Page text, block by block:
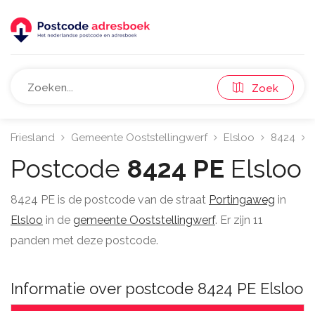
Zoek
Friesland Gemeente Ooststellingwerf Elsloo 8424
Postcode 8424 PE Elsloo
8424 PE is de postcode van de straat Portingaweg in
Elsloo in de gemeente Ooststellingwerf. Er zijn 11
panden met deze postcode.
Informatie over postcode 8424 PE Elsloo